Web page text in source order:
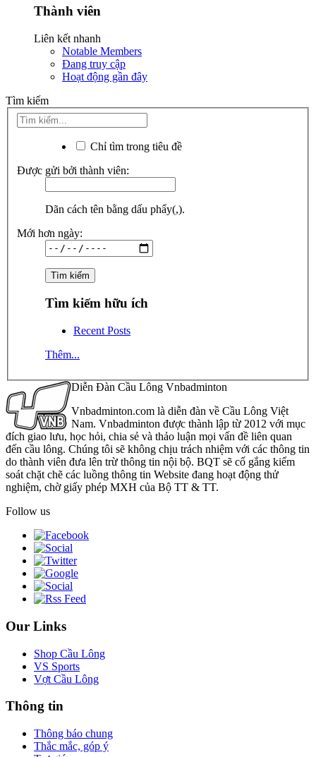
Thành viên
Liên kết nhanh
Notable Members
Đang truy cập
Hoạt động gần đây
Tìm kiếm
Chỉ tìm trong tiêu đề
Được gửi bởi thành viên:
Dãn cách tên bằng dấu phẩy(,).
Mới hơn ngày:
Tìm kiếm hữu ích
Recent Posts
Thêm...
Diễn Đàn Cầu Lông Vnbadminton
Vnbadminton.com là diễn đàn về Cầu Lông Việt
Nam. Vnbadminton được thành lập từ 2012 với mục
đích giao lưu, học hỏi, chia sẻ và thảo luận mọi vấn đề liên quan
đến cầu lông. Chúng tôi sẽ không chịu trách nhiệm với các thông tin
do thành viên đưa lên trừ thông tin nội bộ. BQT sẽ cố gắng kiểm
soát chặt chẽ các luồng thông tin Website đang hoạt động thử
nghiệm, chờ giấy phép MXH của Bộ TT & TT.
Follow us
Our Links
Shop Cầu Lông
VS Sports
Vợt Cầu Lông
Thông tin
Thông báo chung
Thắc mắc, góp ý